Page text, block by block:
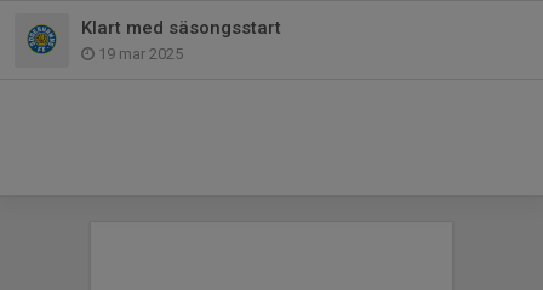
Klart med säsongsstart
19 mar 2025